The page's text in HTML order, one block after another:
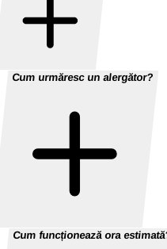
Cum urmăresc un alergător?
Cum funcționează ora